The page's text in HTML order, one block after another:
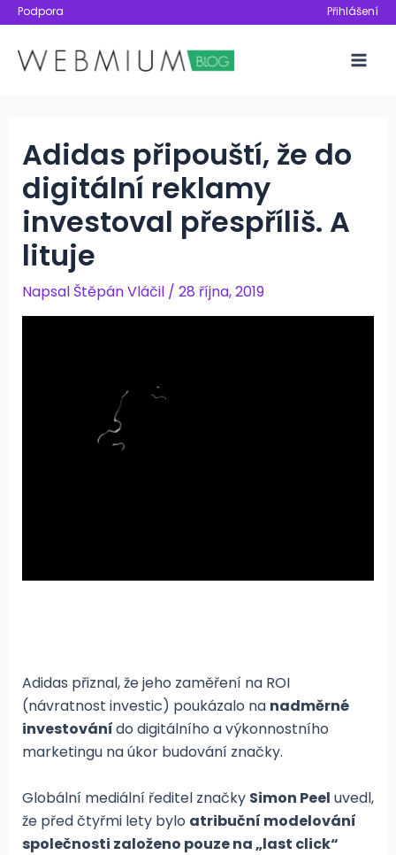
Přeskočit
obsah
Podpora Přihlášení
Adidas připouští, že do
digitální reklamy
investoval přespříliš. A
lituje
Napsal Štěpán Vláčil / 28 října, 2019
Adidas přiznal, že jeho zaměření na ROI
(návratnost investic) poukázalo na nadměrné
investovánído digitálního a výkonnostního
marketingu na úkor budování značky.
Globální mediální ředitel značky Simon Peel uvedl,
že před čtyřmi lety bylo atribuční modelování
společnosti založeno pouze na „last click“